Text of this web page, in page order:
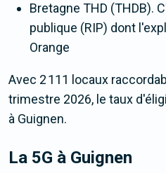
Bretagne THD (THDB).
publique (RIP) dont
Orange
Avec 2 111 locaux
trimestre 2026, le taux
à Guignen.
La 5G à Guignen